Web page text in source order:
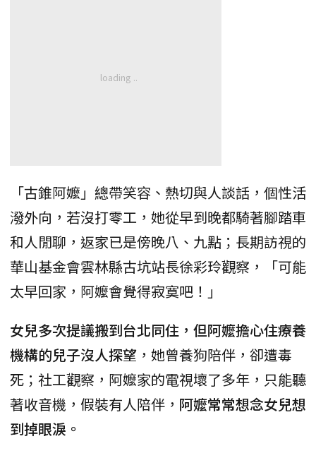
「古錐阿嬤」總帶笑容、熱切與人談話，個性活
潑外向，若沒打零工，她從早到晚都騎著腳踏車
和人閒聊，返家已是傍晚八、九點；長期訪視的
華山基金會雲林縣古坑站長徐彩玲觀察，「可能
太早回家，阿嬤會覺得寂寞吧！」
女兒多次提議搬到台北同住，但阿嬤擔心住療養
機構的兒子沒人探望 ，她曾養狗陪伴，卻遭毒
死；社工觀察，阿嬤家的電視壞了多年，只能聽
著收音機，假裝有人陪伴， 阿嬤常常想念女兒想
到掉眼淚。